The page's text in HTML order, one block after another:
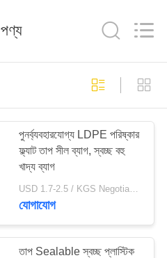
পণ্য
পুনর্ব্যবহারযোগ্য LDPE পরিষ্কার
ফ্ল্যাট তাপ সীল ব্যাগ, স্বচ্ছ বহু
খাদ্য ব্যাগ
USD 1.7-2.5 / KGS Negotiable MOQ:1000KGS
যোগাযোগ
তাপ Sealable স্বচ্ছ প্লাস্টিক